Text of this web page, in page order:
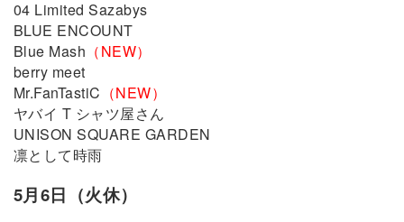
04 Limited Sazabys
BLUE ENCOUNT
Blue Mash （NEW）
berry meet
Mr.FanTastiC （NEW）
ヤバイ T シャツ屋さん
UNISON SQUARE GARDEN
凛として時⾬
5月6日（火休）